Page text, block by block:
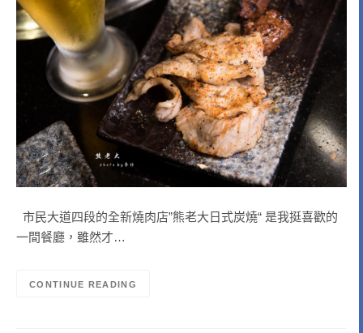
市民大道四段的全新燒肉店”熊老大日式炭燒“ 是我挺喜歡的
一間餐廳，雖然才…
CONTINUE READING